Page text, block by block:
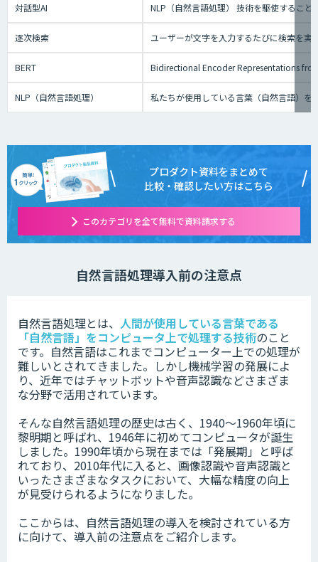
対話型AI NLP（自然言語処理） 技術を駆使するこ
逐次検索 ユーザーが文字を入力するたびに検索を
BERT Bidirectional Encoder Representations
NLP（自然言語処理） 私たちが使用している言葉（自然言語）を
プロダクト資料をまとめて
比較・確認したい方はこちら
このカテゴリを全て無料で資料請求する
自然言語処理導入前の注意点
自然言語処理とは、 人間が使用している言葉である
「自然言語」をコンピュータ上で処理する技術のこと
です。 自然言語はこれまでコンピューター上での処理が
難しいとされてきました。しかし機械学習の発展によ
り、近年ではチャットボットや音声認識などさまざま
な分野で活用されています。
そんな自然言語処理の歴史は古く、1940〜1960年頃に
黎明期と呼ばれ、1946年に初めてコンピュータが誕生
しました。1990年頃から現在までは「発展期」と呼ば
れており、2010年代に入ると、画像認識や音声認識と
いったさまざまなタスクにおいて、大幅な精度の向上
が見受けられるようになりました。
ここからは、自然言語処理の導入を検討されている方
に向けて、導入前の注意点をご紹介します。